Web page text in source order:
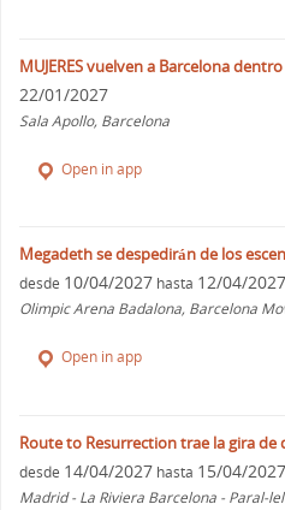
MUJERES vuelven a Barcelona
22/01/2027
Sala Apollo, Barcelona
Open in app
Megadeth se despedirán de los
desde 10/04/2027 hasta 12/04/2027
Olimpic Arena Badalona, Barcelona
Open in app
Route to Resurrection trae la gira
desde 14/04/2027 hasta 15/04/2027
Madrid - La Riviera Barcelona - Paral-